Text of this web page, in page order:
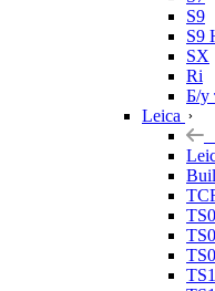
S9
S9
SX
Ri
Б/у
Leica